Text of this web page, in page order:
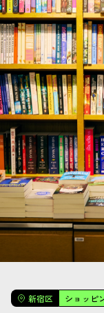
新宿区 ショッピ